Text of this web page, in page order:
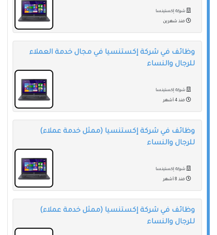
شركة إكستينسا
منذ شهرين
وظائف في شركة إكستنسيا في مجال خدمة العملاء
للرجال والنساء
شركة إكستينسا
منذ 4 أشهر
وظائف في شركة إكستنسيا (ممثل خدمة عملاء)
للرجال والنساء
شركة إكستينسا
منذ 8 أشهر
وظائف في شركة إكستنسيا (ممثل خدمة عملاء)
للرجال والنساء